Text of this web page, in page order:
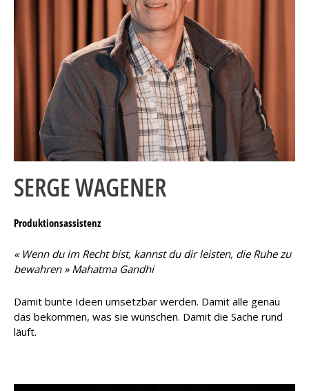
SERGE WAGENER
Produktionsassistenz
« Wenn du im Recht bist, kannst du dir leisten, die Ruhe zu
bewahren » Mahatma Gandhi
Damit bunte Ideen umsetzbar werden. Damit alle genau
das bekommen, was sie wünschen. Damit die Sache rund
läuft.